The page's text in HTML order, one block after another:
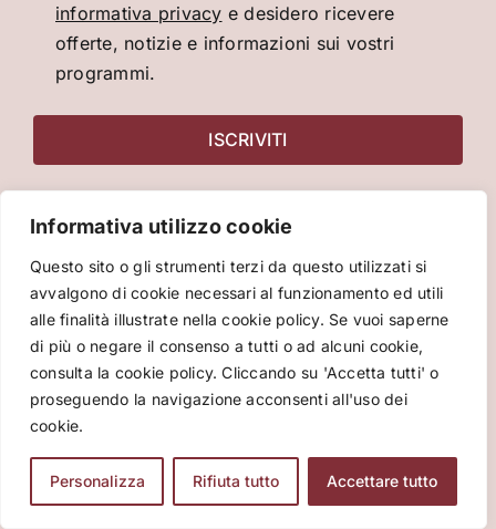
Informativa utilizzo cookie
Questo sito o gli strumenti terzi da questo utilizzati si
avvalgono di cookie necessari al funzionamento ed utili
alle finalità illustrate nella cookie policy. Se vuoi saperne
di più o negare il consenso a tutti o ad alcuni cookie,
consulta la cookie policy. Cliccando su 'Accetta tutti' o
proseguendo la navigazione acconsenti all'uso dei
cookie.
Personalizza Rifiuta tutto Accettare tutto
informativa privacy e desidero ricevere
offerte, notizie e informazioni sui vostri
programmi.
VIVA INTERNATIONAL SRL
Piazza Cinque Giornate 15
20129 Milano (Mi)
CONTATTACI
Mandaci un messaggio
+39 02 84104908